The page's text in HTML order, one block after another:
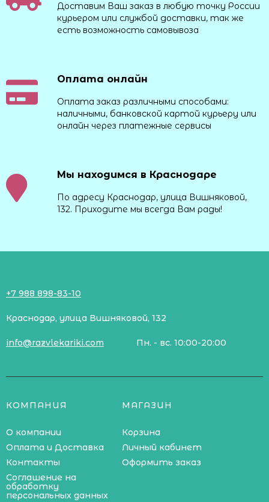
Доставим Ваш заказ в любую точку России
курьером или службой доставки, так же
есть возможность самовывоза
Оплата онлайн
Оплата заказ различными способами:
наличными, банковской картой курьеру или
онлайн через платежные сервисы
Мы находимся в Краснодаре
По адресу Краснодар, улица Вишняковой,
132. Приходите мы всегда Вам рады!
+7 988 898-83-10
Краснодар, улица Вишняковой, 132
info@razvlekariki.com Пн. - вс. 10:00-20:00
КОМПАНИЯ
О компании
Оплата и Доставка
Контакты
Соглашение на
обработку
персональных данных
МАГАЗИН
Корзина
Личный кабинет
Оформить заказ